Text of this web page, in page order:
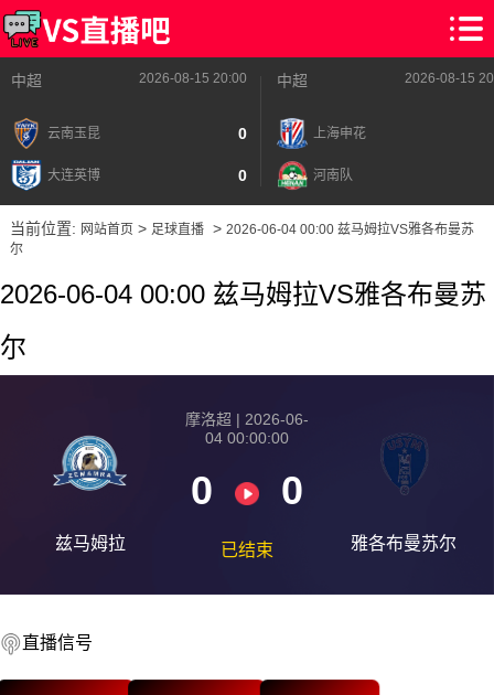
中超 2026-08-15 20:00
云南玉昆 0
大连英博 0
中超 2026-08-15
上海申花
河南队
当前位置: 网站首页> 足球直播> 2026-06-04 00:00 兹马姆拉VS雅各布曼苏
尔
2026-06-04 00:00 兹马姆拉VS雅各布曼苏
尔
兹马姆拉
摩洛超 | 2026-06-
04 00:00:00
0 0
已结束 雅各布曼苏尔
直播信号
2026-08-15 【摩洛超】 兹马姆拉VS雅各布曼苏尔